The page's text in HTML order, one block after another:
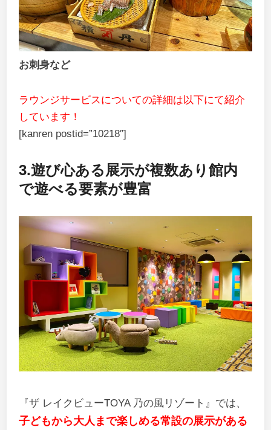
お刺身など
ラウンジサービスについての詳細は以下にて紹介
しています！
[kanren postid=”10218″]
3.遊び心ある展示が複数あり館内
で遊べる要素が豊富
『ザ レイクビューTOYA 乃の風リゾート』では、
子どもから大人まで楽しめる常設の展示がある